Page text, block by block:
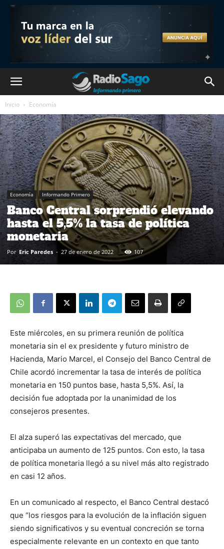
Inicio Economía
Economía Informando Primero
Banco Central sorprendió elevando
hasta el 5,5% la tasa de política
monetaria
Por Eric Paredes - 27 de enero de 2022 107
Este miércoles, en su primera reunión de política
monetaria sin el ex presidente y futuro ministro de
Hacienda, Mario Marcel, el Consejo del Banco Central de
Chile acordó incrementar la tasa de interés de política
monetaria en 150 puntos base, hasta 5,5%. Así, la
decisión fue adoptada por la unanimidad de los
consejeros presentes.
El alza superó las expectativas del mercado, que
anticipaba un aumento de 125 puntos. Con esto, la tasa
de política monetaria llegó a su nivel más alto registrado
en casi 12 años.
En un comunicado al respecto, el Banco Central destacó
que “los riesgos para la evolución de la inflación siguen
siendo significativos y su eventual concreción se torna
especialmente relevante en un contexto en que tanto